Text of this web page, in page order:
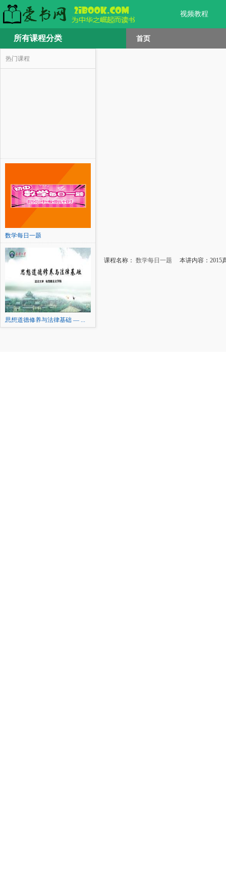
视频教程
所有课程分类 首页
热门课程
数学每日一题
思想道德修养与法律基础 — ...
课程名称： 数学每日一题 本讲内容：2015